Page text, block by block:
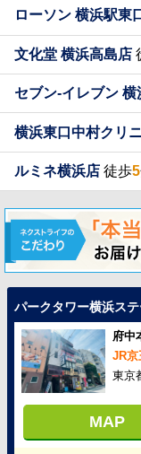
ローソン 横浜駅東
文化堂 横浜高島店
セブン-イレブン
横浜東口中村クリ
ルミネ横浜店 徒歩5
パークタワー横浜ス
府中
JR京
東京
MAP